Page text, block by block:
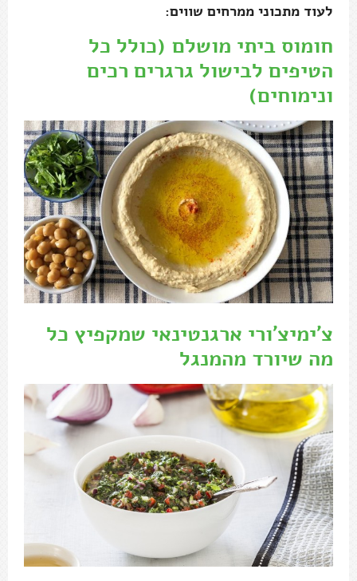
לעוד מתכוני ממרחים שווים:
חומוס ביתי מושלם (כולל כל
הטיפים לבישול גרגרים רכים
ונימוחים)
צ'ימיצ'ורי ארגנטינאי שמקפיץ כל
מה שיורד מהמנגל